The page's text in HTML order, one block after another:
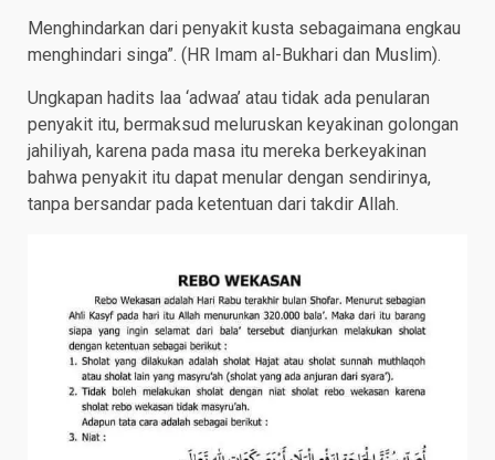
Menghindarkan dari penyakit kusta sebagaimana engkau
menghindari singa”. (HR Imam al-Bukhari dan Muslim).
Ungkapan hadits laa ‘adwaa’ atau tidak ada penularan
penyakit itu, bermaksud meluruskan keyakinan golongan
jahiliyah, karena pada masa itu mereka berkeyakinan
bahwa penyakit itu dapat menular dengan sendirinya,
tanpa bersandar pada ketentuan dari takdir Allah.